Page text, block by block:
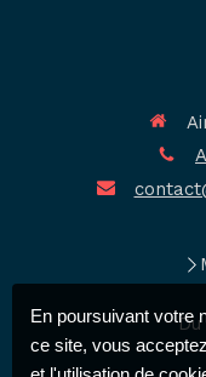
Du
En poursuivant votre
ce site, vous